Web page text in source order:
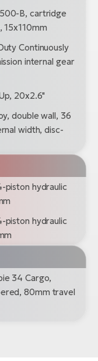
B, cartridge
15x110mm
Continuously
internal gear
20x2.6"
double wall, 36
width, disc-
piston hydraulic
piston hydraulic
34 Cargo,
80mm travel